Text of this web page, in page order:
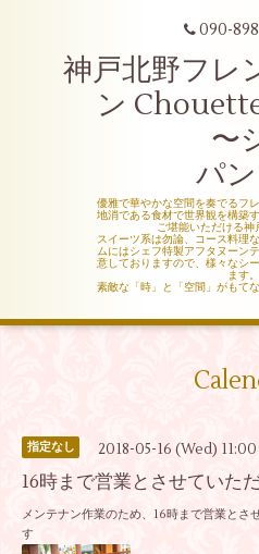
090-
神戸北野フレ
ン
〜シュ
パ
優雅で華やかな空間を奏でるフ
地消である食材で世界観を構築
ご堪能いただける神
スイーツ系は勿論、コース料理
ムにはシェフ特製アフタヌーン
意しておりますので、様々なシ
ます。
素敵な「時」と「空間」がもて
指定なし 2018-05-16 (Wed)
16時まで営業とさせていただ
メンテナン作業のため、16時まで営業とさ
す